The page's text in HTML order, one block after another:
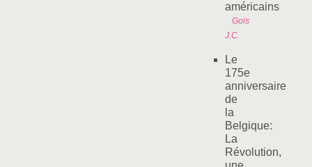
américains
Gois
J.C.
Le
175e
anniversaire
de
la
Belgique:
La
Révolution,